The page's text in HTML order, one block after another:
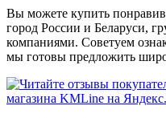
Вы можете купить
город России и Беларуси,
компаниями. Советуем
мы готовы предложить